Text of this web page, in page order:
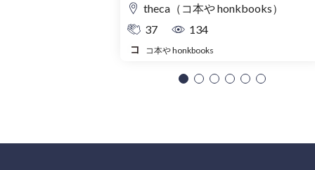
theca（コ本や honkbooks）
37
134
コ本や honkbooks